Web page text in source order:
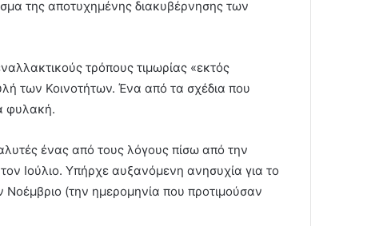
της αποτυχημένης διακυβέρνησης των
τρόπους τιμωρίας «εκτός
των Κοινοτήτων. Ένα από τα σχέδια που
φυλακή.
ένας από τους λόγους πίσω από την
Ιούλιο. Υπήρχε αυξανόμενη ανησυχία για το
(την ημερομηνία που προτιμούσαν